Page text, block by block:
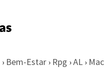
› Bem-Estar › Rpg › AL ›